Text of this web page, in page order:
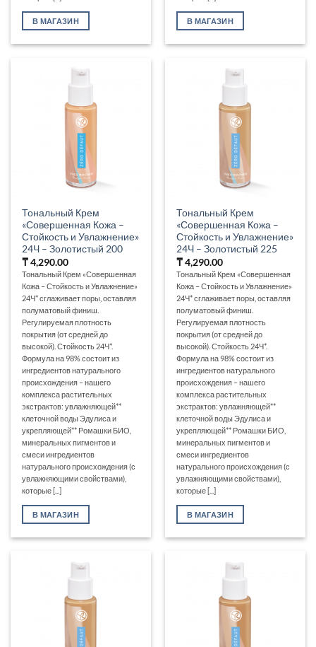
В МАГАЗИН В МАГАЗИН
Тональный Крем
«Совершенная Кожа –
Стойкость и Увлажнение»
24Ч – Золотистый 200
₸4,290.00
Тональный Крем «Совершенная
Кожа – Стойкость и Увлажнение»
24Ч* сглаживает поры, оставляя
полуматовый финиш.
Регулируемая плотность
покрытия (от средней до
высокой). Стойкость 24Ч*.
Формула на 98% состоит из
ингредиентов натурального
происхождения – нашего
комплекса растительных
экстрактов: увлажняющей**
клеточной воды Эдулиса и
укрепляющей** Ромашки БИО,
минеральных пигментов и
смеси ингредиентов
натурального происхождения (с
увлажняющими свойствами),
которые [...]
В МАГАЗИН
Тональный Крем
«Совершенная Кожа –
Стойкость и Увлажнение»
24Ч – Золотистый 225
₸4,290.00
Тональный Крем «Совершенная
Кожа – Стойкость и Увлажнение»
24Ч* сглаживает поры, оставляя
полуматовый финиш.
Регулируемая плотность
покрытия (от средней до
высокой). Стойкость 24Ч*.
Формула на 98% состоит из
ингредиентов натурального
происхождения – нашего
комплекса растительных
экстрактов: увлажняющей**
клеточной воды Эдулиса и
укрепляющей** Ромашки БИО,
минеральных пигментов и
смеси ингредиентов
натурального происхождения (с
увлажняющими свойствами),
которые [...]
В МАГАЗИН